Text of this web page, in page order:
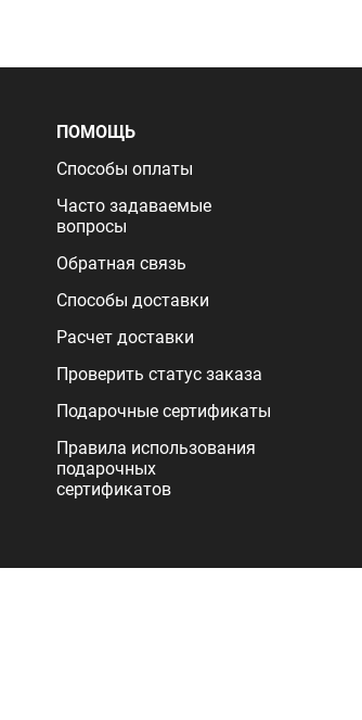
ПОМОЩЬ
Способы оплаты
Часто задаваемые
вопросы
Обратная связь
Способы доставки
Расчет доставки
Проверить статус заказа
Подарочные сертификаты
Правила использования
подарочных
сертификатов